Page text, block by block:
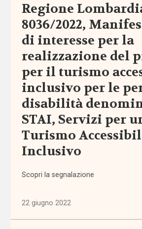
ambiente
ambito
territoriale
amministratore
di sostegno
condivisa
Anac
anagrafe
Anci
Regione
8036/2022,
di interesse per la
realizzazione del
per il turismo
inclusivo per le
disabilità
STAI, Servizi per
Turismo
Inclusivo
Scopri la segnalazione
22 giugno 2022